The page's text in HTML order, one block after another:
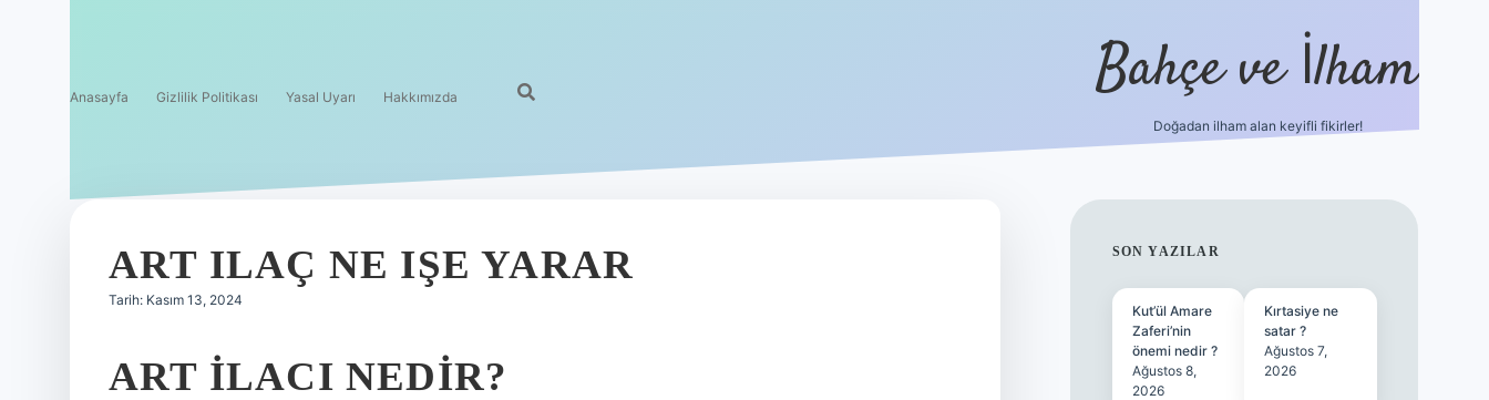
Anasayfa Gizlilik Politikası Yasal Uyarı Hakkımızda Bahçe ve İlham
Doğadan ilham alan keyifli fikirler!
ART ILAÇ NE IŞE YARAR
Tarih: Kasım 13, 2024
ART ILACI NEDIR?
SIDEBAR
SON YAZILAR
Kut’ül Amare
Zaferi’nin
önemi nedir ?
Ağustos 8,
2026
Kırtasiye ne
satar ?
Ağustos 7,
2026